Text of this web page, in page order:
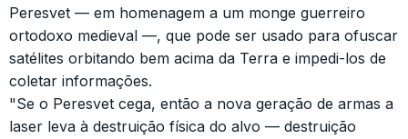
Peresvet — em homenagem a um monge guerreiro
ortodoxo medieval —, que pode ser usado para ofuscar
satélites orbitando bem acima da Terra e impedi-los de
coletar informações.
"Se o Peresvet cega, então a nova geração de armas a
laser leva à destruição física do alvo — destruição